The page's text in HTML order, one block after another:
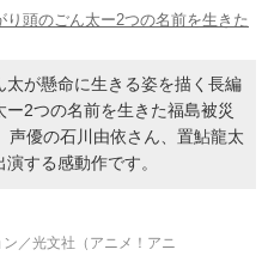
り頭のごん太ー2つの名前を生きた
が懸命に生きる姿を描く長編
2つの名前を生きた福島被災
声優の石川由依さん、置鮎龍太
する感動作です。
／光文社（アニメ！アニ